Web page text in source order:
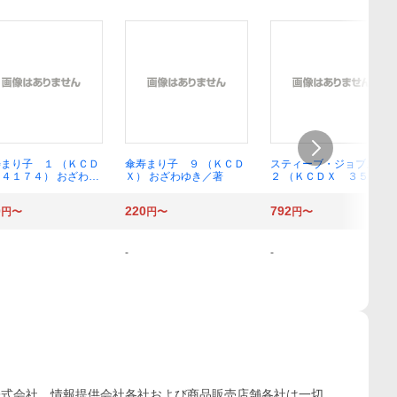
り子 １ （ＫＣＤ
１７４） おざわゆ
傘寿まり子 ９ （ＫＣＤ
Ｘ） おざわゆき／著
スティーブ・ジョブズ
２ （ＫＣＤＸ ３５６
ソン／原作
円〜 220円〜 792円〜
- -